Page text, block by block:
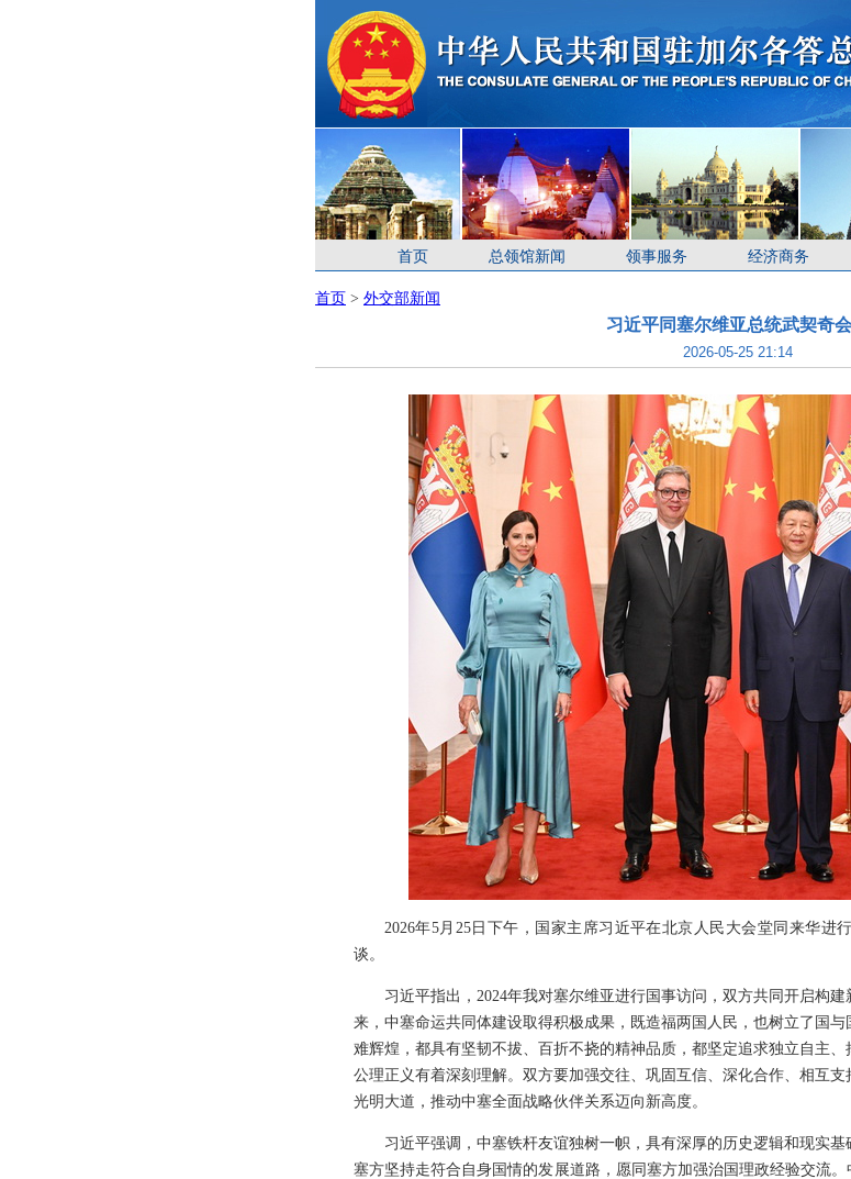
首页 总领馆新闻 领事服务 经济商务
首页 > 外交部新闻
习近平同塞尔维亚总统武契奇
2026-05-25 21:14
2026年5月25日下午，国家主席习近平在北京人民大会堂同来华进
谈。
习近平指出，2024年我对塞尔维亚进行国事访问，双方共同开启构
来，中塞命运共同体建设取得积极成果，既造福两国人民，也树立了国
难辉煌，都具有坚韧不拔、百折不挠的精神品质，都坚定追求独立自主
公理正义有着深刻理解。双方要加强交往、巩固互信、深化合作、相互
光明大道，推动中塞全面战略伙伴关系迈向新高度。
习近平强调，中塞铁杆友谊独树一帜，具有深厚的历史逻辑和现实
塞方坚持走符合自身国情的发展道路，愿同塞方加强治国理政经验交流